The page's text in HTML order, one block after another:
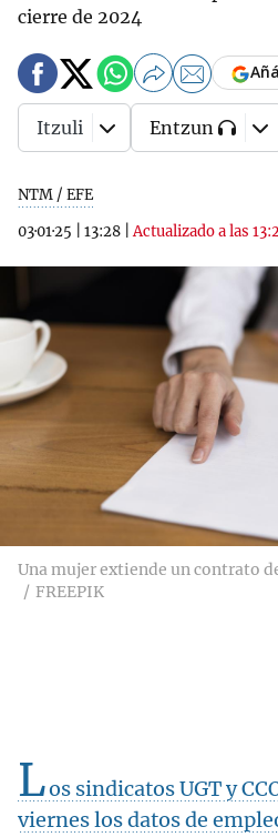
cierre de 2024
NTM / EFE
03·01·25
13:28 |Actualizado a las
Itzuli Entzun
Una mujer extiende un contrato
FREEPIK
Los sindicatos UGT y
viernes los datos de